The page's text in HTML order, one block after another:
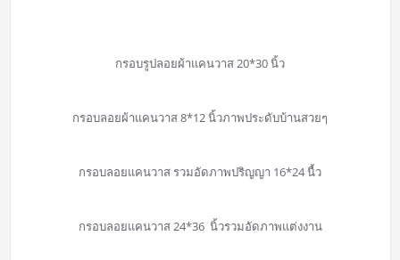
กรอบรูปลอยผ้าแคนวาส 20*30 นิ้ว
กรอบลอยผ้าแคนวาส 8*12 นิ้วภาพประดับบ้านสวยๆ
กรอบลอยแคนวาส รวมอัดภาพปริญญา 16*24 นื้ว
กรอบลอยแคนวาส 24*36 นิ้วรวมอัดภาพแต่งงาน